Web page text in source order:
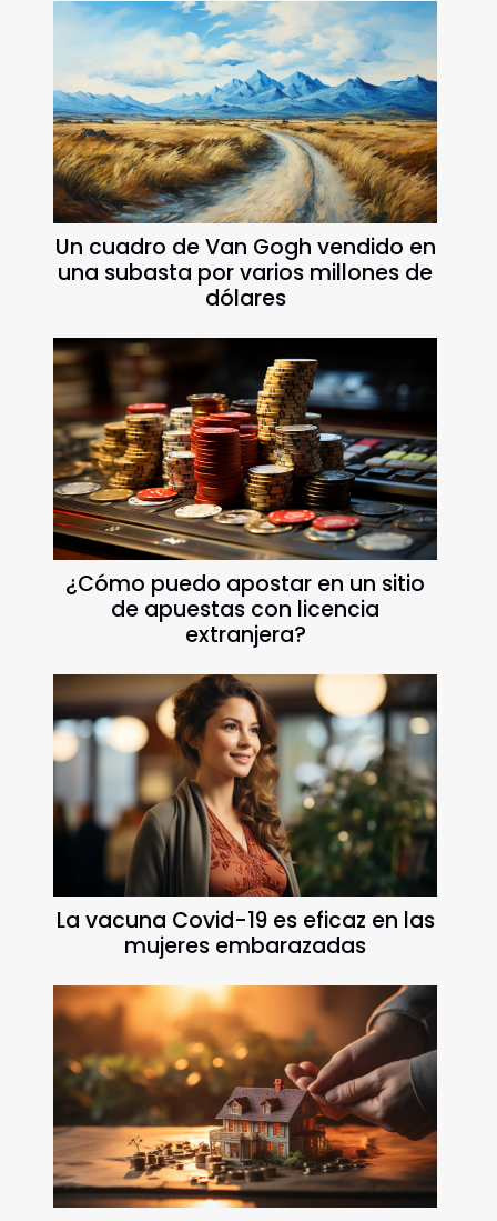
Un cuadro de Van Gogh vendido en
una subasta por varios millones de
dólares
¿Cómo puedo apostar en un sitio
de apuestas con licencia
extranjera?
La vacuna Covid-19 es eficaz en las
mujeres embarazadas